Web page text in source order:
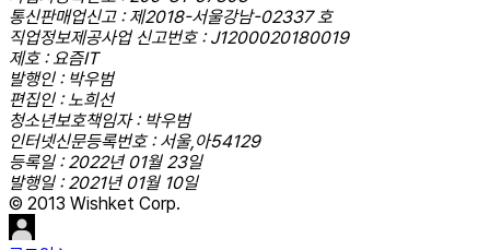
통신판매업신고 : 제2018-서울강남-02337 호
직업정보제공사업 신고번호 : J1200020180019
제호 : 요즘IT
발행인 : 박우범
편집인 : 노희선
청소년보호책임자 : 박우범
인터넷신문등록번호 : 서울,아54129
등록일 : 2022년 01월 23일
발행일 : 2021년 01월 10일
© 2013 Wishket Corp.